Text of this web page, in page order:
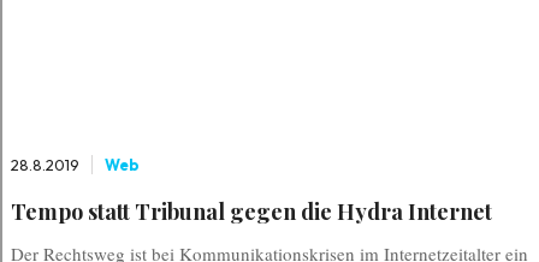
28.8.2019 Web
Tempo statt Tribunal gegen die Hydra Internet
Der Rechtsweg ist bei Kommunikationskrisen im Internetzeitalter ein